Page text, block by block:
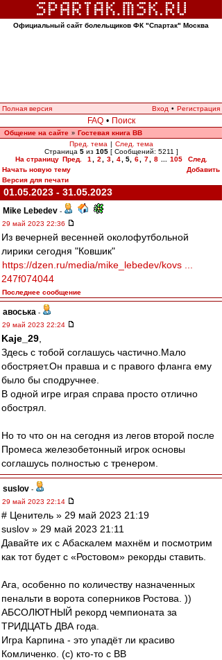
Официальный сайт болельщиков ФК "Спартак" Москва
Полная версия Вход • Регистрация
FAQ • Поиск
Общение на сайте » Гостевая книга ВВ
Пред. тема | След. тема
Страница 5из 105[ Сообщений: 5211 ]
На страницу Пред. 1 2 3 4 5, 6 7 8 105
След.
Начать новую тему
Добавить
Версия для печати
01.05.2023 - 31.05.2023
Mike Lebedev -
29 май 2023 22:36
Из вечерней весенней околофутбольной
лирики сегодня "Ковшик"
https://dzen.ru/media/mike_lebedev/kovs ...
247f074044
Последнее сообщение
авоська -
29 май 2023 22:24
Kaje_29
Здесь с тобой соглашусь частично.Мало
обостряет.Он правша и с правого фланга ему
было бы сподручнее.
В одной игре играя справа просто отлично
обострял.
Но то что он на сегодня из легов второй после
Промеса железобетонный игрок основы
соглашусь полностью с тренером.
suslov -
29 май 2023 22:14
# Ценитель » 29 май 2023 21:19
suslov » 29 май 2023 21:11
Давайте их с Абаскалем махнём и посмотрим
как тот будет с «Ростовом» рекорды ставить.
Ага, особенно по количеству назначенных
пенальти в ворота соперников Ростова. ))
АБСОЛЮТНЫЙ рекорд чемпионата за
ТРИДЦАТЬ ДВА года.
Игра Карпина - это упадёт ли красиво
Комличенко. (с) кто-то с ВВ